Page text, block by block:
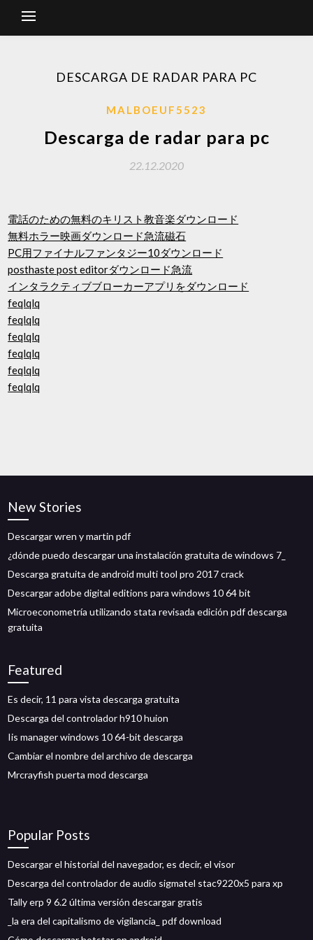
DESCARGA DE RADAR PARA PC
MALBOEUF5523
Descarga de radar para pc
22.12.2020
電話のための無料のキリスト教音楽ダウンロード
無料ホラー映画ダウンロード急流磁石
PC用ファイナルファンタジー10ダウンロード
posthaste post editorダウンロード急流
インタラクティブブローカーアプリをダウンロード
feqlqlq
feqlqlq
feqlqlq
feqlqlq
feqlqlq
feqlqlq
New Stories
Descargar wren y martin pdf
¿dónde puedo descargar una instalación gratuita de windows 7_
Descarga gratuita de android multi tool pro 2017 crack
Descargar adobe digital editions para windows 10 64 bit
Microeconometría utilizando stata revisada edición pdf descarga
gratuita
Featured
Es decir, 11 para vista descarga gratuita
Descarga del controlador h910 huion
Iis manager windows 10 64-bit descarga
Cambiar el nombre del archivo de descarga
Mrcrayfish puerta mod descarga
Popular Posts
Descargar el historial del navegador, es decir, el visor
Descarga del controlador de audio sigmatel stac9220x5 para xp
Tally erp 9 6.2 última versión descargar gratis
_la era del capitalismo de vigilancia_ pdf download